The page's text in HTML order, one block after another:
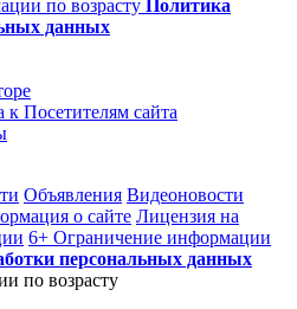
по возрасту Политика
данных
Посетителям сайта
Объявления Видеоновости
о сайте Лицензия на
6+ Ограничение информации
персональных данных
по возрасту